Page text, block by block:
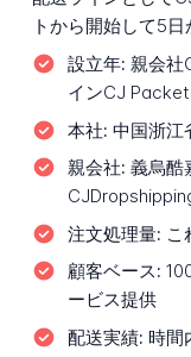
トから開始して5日
設立年: 親会社
インCJ
本社: 中国浙江
親会社: 義烏酷
注文処理量: こ
顧客ベース:
ービス提供
配送実績: 時間